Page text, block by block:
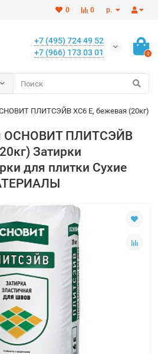
р.
0
0
+7 (495) 724 49 52
+7 (966) 173 03 01
0
ПЛИТСЭЙВ XC6 E, бежевая (20кг)
ОСНОВИТ ПЛИТСЭЙВ
Затирки
для плитки Сухие